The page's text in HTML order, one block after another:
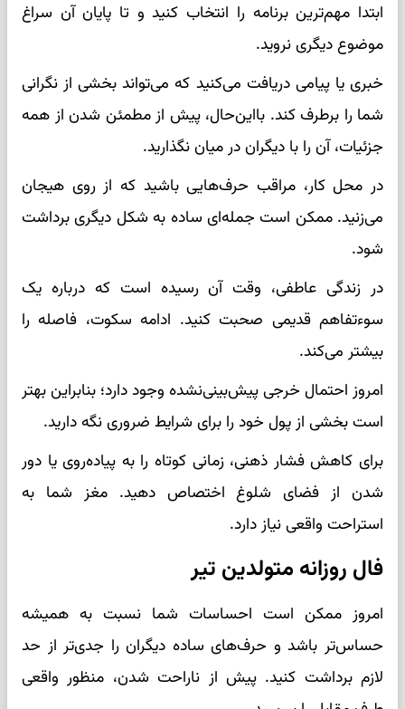
ابتدا مهم‌ترین برنامه را انتخاب کنید و تا پایان آن سراغ
موضوع دیگری نروید.
خبری یا پیامی دریافت می‌کنید که می‌تواند بخشی از نگرانی
شما را برطرف کند. بااین‌حال، پیش از مطمئن شدن از همه
جزئیات، آن را با دیگران در میان نگذارید.
در محل کار، مراقب حرف‌هایی باشید که از روی هیجان
می‌زنید. ممکن است جمله‌ای ساده به شکل دیگری برداشت
شود.
در زندگی عاطفی، وقت آن رسیده است که درباره یک
سوءتفاهم قدیمی صحبت کنید. ادامه سکوت، فاصله را
بیشتر می‌کند.
امروز احتمال خرجی پیش‌بینی‌نشده وجود دارد؛ بنابراین بهتر
است بخشی از پول خود را برای شرایط ضروری نگه دارید.
برای کاهش فشار ذهنی، زمانی کوتاه را به پیاده‌روی یا دور
شدن از فضای شلوغ اختصاص دهید. مغز شما به
استراحت واقعی نیاز دارد.
فال روزانه متولدین تیر
امروز ممکن است احساسات شما نسبت به همیشه
حساس‌تر باشد و حرف‌های ساده دیگران را جدی‌تر از حد
لازم برداشت کنید. پیش از ناراحت شدن، منظور واقعی